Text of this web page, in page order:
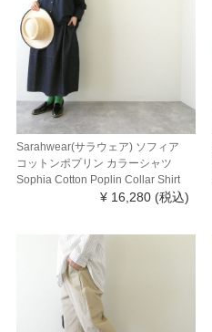
Sarahwear(サラウェア) ソフィア
コットンポプリン カラーシャツ
Sophia Cotton Poplin Collar Shirt
¥ 16,280 (税込)